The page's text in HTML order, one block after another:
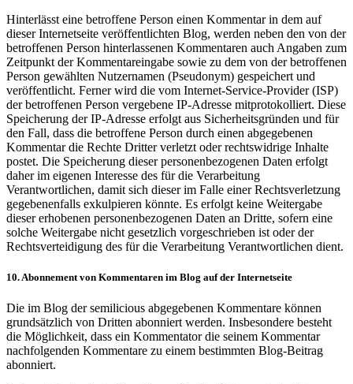
Hinterlässt eine betroffene Person einen Kommentar in dem auf
dieser Internetseite veröffentlichten Blog, werden neben den von der
betroffenen Person hinterlassenen Kommentaren auch Angaben zum
Zeitpunkt der Kommentareingabe sowie zu dem von der betroffenen
Person gewählten Nutzernamen (Pseudonym) gespeichert und
veröffentlicht. Ferner wird die vom Internet-Service-Provider (ISP)
der betroffenen Person vergebene IP-Adresse mitprotokolliert. Diese
Speicherung der IP-Adresse erfolgt aus Sicherheitsgründen und für
den Fall, dass die betroffene Person durch einen abgegebenen
Kommentar die Rechte Dritter verletzt oder rechtswidrige Inhalte
postet. Die Speicherung dieser personenbezogenen Daten erfolgt
daher im eigenen Interesse des für die Verarbeitung
Verantwortlichen, damit sich dieser im Falle einer Rechtsverletzung
gegebenenfalls exkulpieren könnte. Es erfolgt keine Weitergabe
dieser erhobenen personenbezogenen Daten an Dritte, sofern eine
solche Weitergabe nicht gesetzlich vorgeschrieben ist oder der
Rechtsverteidigung des für die Verarbeitung Verantwortlichen dient.
10. Abonnement von Kommentaren im Blog auf der Internetseite
Die im Blog der semilicious abgegebenen Kommentare können
grundsätzlich von Dritten abonniert werden. Insbesondere besteht
die Möglichkeit, dass ein Kommentator die seinem Kommentar
nachfolgenden Kommentare zu einem bestimmten Blog-Beitrag
abonniert.